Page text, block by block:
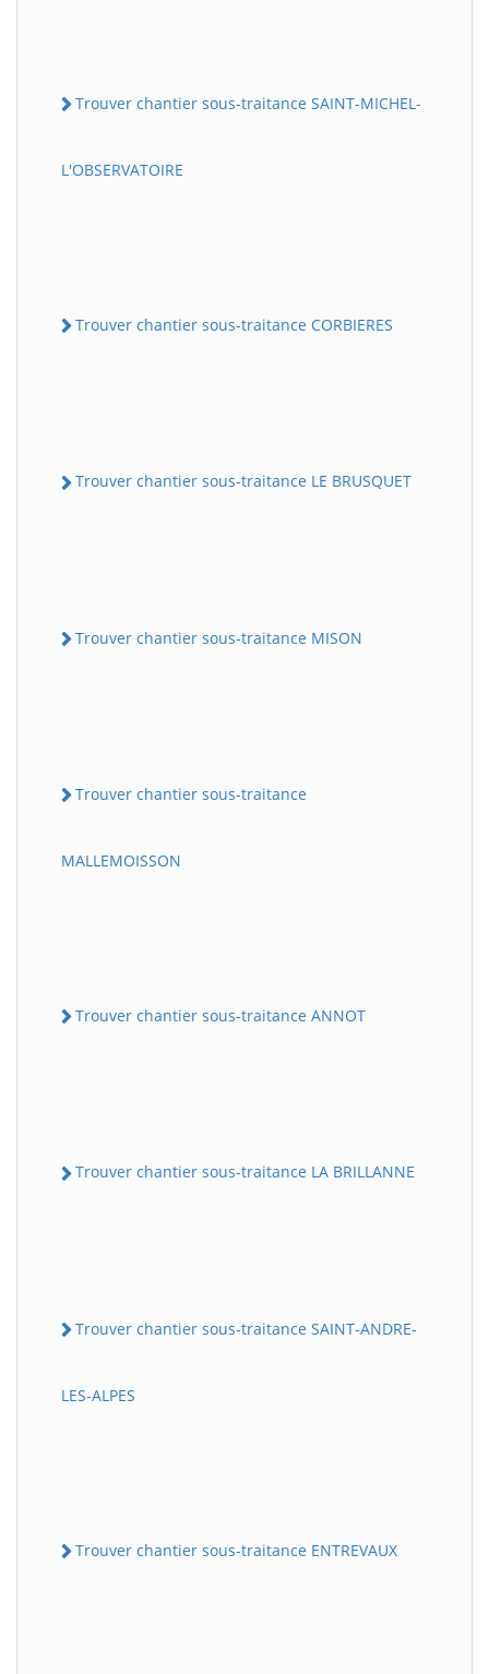
Trouver chantier sous-traitance SAINT-MICHEL-
L'OBSERVATOIRE
Trouver chantier sous-traitance CORBIERES
Trouver chantier sous-traitance LE BRUSQUET
Trouver chantier sous-traitance MISON
Trouver chantier sous-traitance
MALLEMOISSON
Trouver chantier sous-traitance ANNOT
Trouver chantier sous-traitance LA BRILLANNE
Trouver chantier sous-traitance SAINT-ANDRE-
LES-ALPES
Trouver chantier sous-traitance ENTREVAUX